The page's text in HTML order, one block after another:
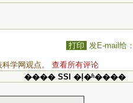
打印 发E-mail给
学网观点。 查看所有评论
���� SSI �ļ�ʱ����